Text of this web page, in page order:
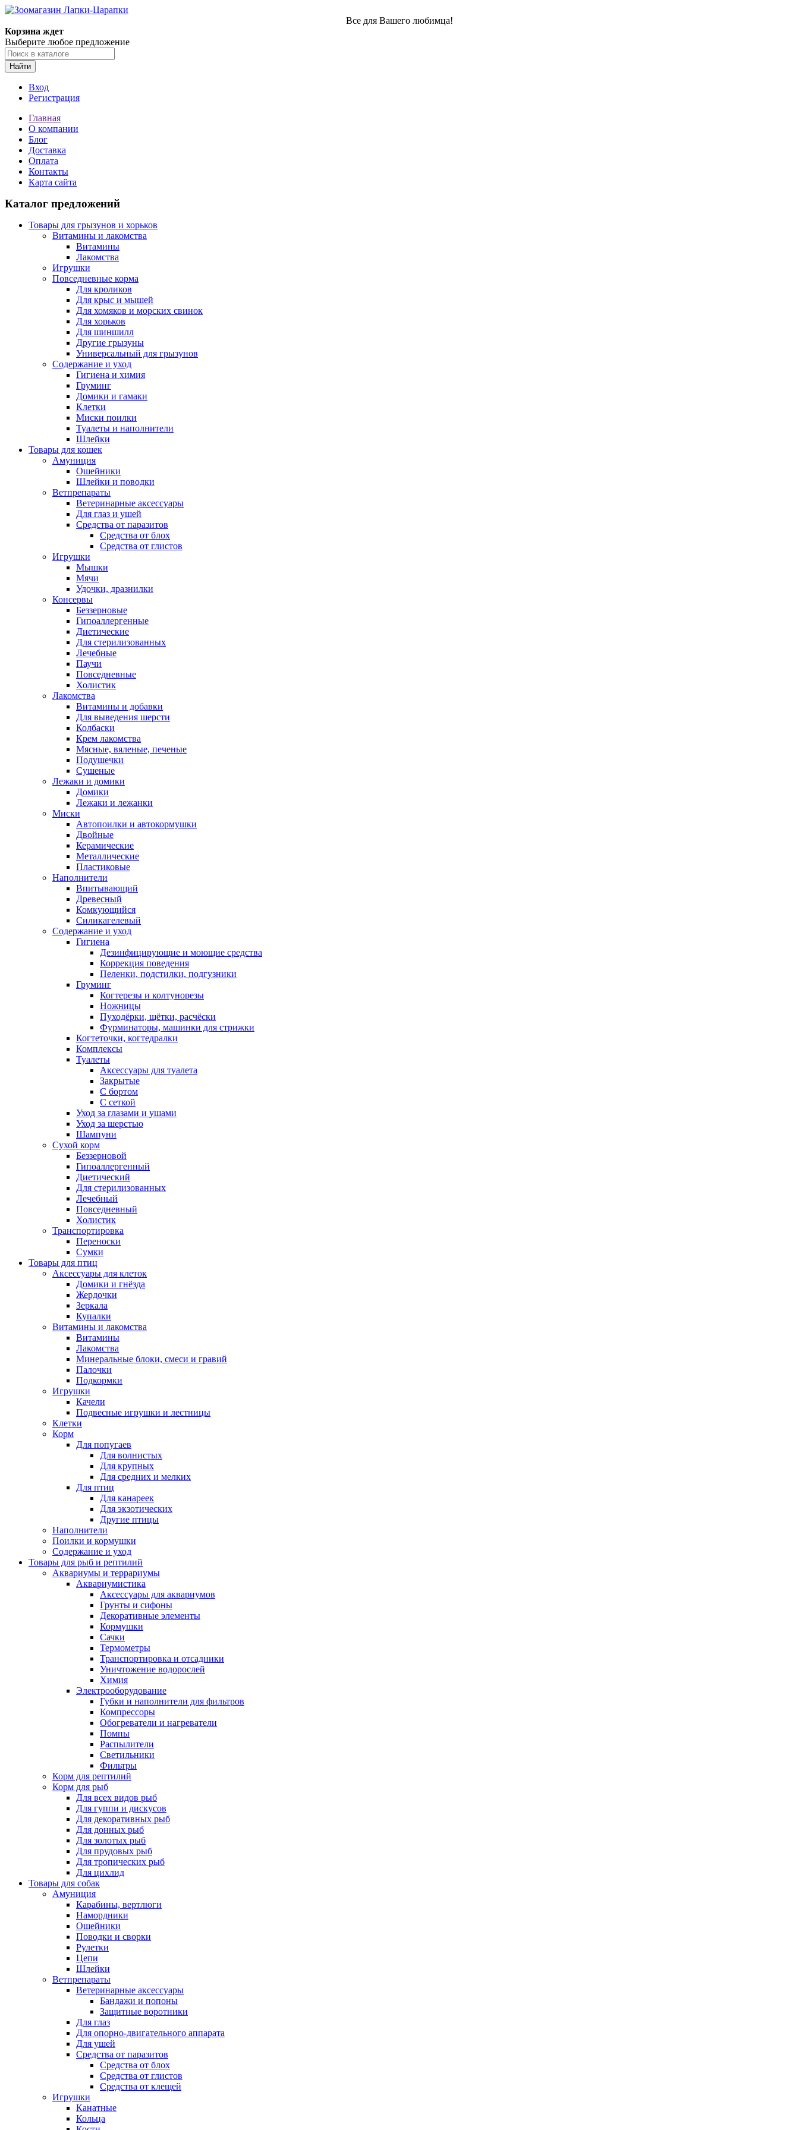
Все для Вашего любимца!
Корзина ждет
Выберите любое предложение
Найти
Вход
Регистрация
Главная
О компании
Блог
Доставка
Оплата
Контакты
Карта сайта
Каталог предложений
Товары для грызунов и хорьков
Витамины и лакомства
Витамины
Лакомства
Игрушки
Повседневные корма
Для кроликов
Для крыс и мышей
Для хомяков и морских свинок
Для хорьков
Для шиншилл
Другие грызуны
Универсальный для грызунов
Содержание и уход
Гигиена и химия
Груминг
Домики и гамаки
Клетки
Миски поилки
Туалеты и наполнители
Шлейки
Товары для кошек
Амуниция
Ошейники
Шлейки и поводки
Ветпрепараты
Ветеринарные аксессуары
Для глаз и ушей
Средства от паразитов
Средства от блох
Средства от глистов
Игрушки
Мышки
Мячи
Удочки, дразнилки
Консервы
Беззерновые
Гипоаллергенные
Диетические
Для стерилизованных
Лечебные
Паучи
Повседневные
Холистик
Лакомства
Витамины и добавки
Для выведения шерсти
Колбаски
Крем лакомства
Мясные, вяленые, печеные
Подушечки
Сушеные
Лежаки и домики
Домики
Лежаки и лежанки
Миски
Автопоилки и автокормушки
Двойные
Керамические
Металлические
Пластиковые
Наполнители
Впитывающий
Древесный
Комкующийся
Силикагелевый
Содержание и уход
Гигиена
Дезинфицирующие и моющие средства
Коррекция поведения
Пеленки, подстилки, подгузники
Груминг
Когтерезы и колтунорезы
Ножницы
Пуходёрки, щётки, расчёски
Фурминаторы, машинки для стрижки
Когтеточки, когтедралки
Комплексы
Туалеты
Аксессуары для туалета
Закрытые
С бортом
С сеткой
Уход за глазами и ушами
Уход за шерстью
Шампуни
Сухой корм
Беззерновой
Гипоаллергенный
Диетический
Для стерилизованных
Лечебный
Повседневный
Холистик
Транспортировка
Переноски
Сумки
Товары для птиц
Аксессуары для клеток
Домики и гнёзда
Жердочки
Зеркала
Купалки
Витамины и лакомства
Витамины
Лакомства
Минеральные блоки, смеси и гравий
Палочки
Подкормки
Игрушки
Качели
Подвесные игрушки и лестницы
Клетки
Корм
Для попугаев
Для волнистых
Для крупных
Для средних и мелких
Для птиц
Для канареек
Для экзотических
Другие птицы
Наполнители
Поилки и кормушки
Содержание и уход
Товары для рыб и рептилий
Аквариумы и террариумы
Аквариумистика
Аксессуары для аквариумов
Грунты и сифоны
Декоративные элементы
Кормушки
Сачки
Термометры
Транспортировка и отсадники
Уничтожение водорослей
Химия
Электрооборудование
Губки и наполнители для фильтров
Компрессоры
Обогреватели и нагреватели
Помпы
Распылители
Светильники
Фильтры
Корм для рептилий
Корм для рыб
Для всех видов рыб
Для гуппи и дискусов
Для декоративных рыб
Для донных рыб
Для золотых рыб
Для прудовых рыб
Для тропических рыб
Для цихлид
Товары для собак
Амуниция
Карабины, вертлюги
Намордники
Ошейники
Поводки и сворки
Рулетки
Цепи
Шлейки
Ветпрепараты
Ветеринарные аксессуары
Бандажи и попоны
Защитные воротники
Для глаз
Для опорно-двигательного аппарата
Для ушей
Средства от паразитов
Средства от блох
Средства от глистов
Средства от клещей
Игрушки
Канатные
Кольца